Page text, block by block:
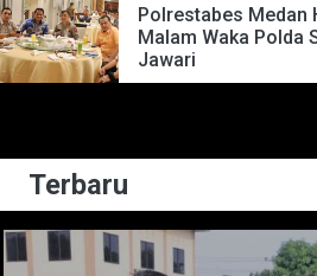
Polrestabes Medan
Malam Waka Polda
Jawari
Terbaru